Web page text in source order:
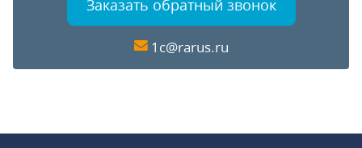
Заказать обратный звонок
1c@rarus.ru